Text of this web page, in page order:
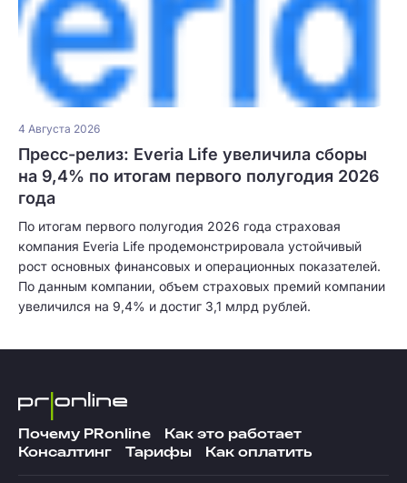
4 Августа 2026
Пресс-релиз: Everia Life увеличила сборы
на 9,4% по итогам первого полугодия 2026
года
По итогам первого полугодия 2026 года страховая
компания Everia Life продемонстрировала устойчивый
рост основных финансовых и операционных показателей.
По данным компании, объем страховых премий компании
увеличился на 9,4% и достиг 3,1 млрд рублей.
Почему PRonline
Как это работает
Консалтинг
Тарифы Как оплатить